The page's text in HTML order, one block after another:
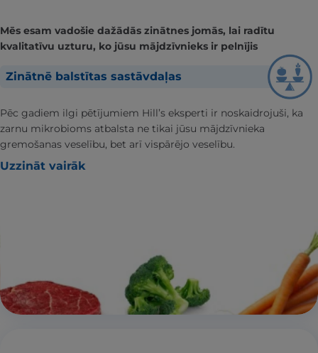
Mēs esam vadošie dažādās zinātnes jomās, lai radītu
kvalitatīvu uzturu, ko jūsu mājdzīvnieks ir pelnījis
Zinātnē balstītas sastāvdaļas
Pēc gadiem ilgi pētījumiem Hill’s eksperti ir noskaidrojuši, ka
zarnu mikrobioms atbalsta ne tikai jūsu mājdzīvnieka
gremošanas veselību, bet arī vispārējo veselību.
Uzzināt vairāk